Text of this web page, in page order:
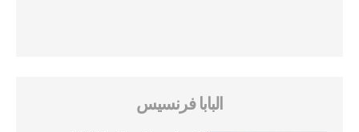
البابا فرنسيس